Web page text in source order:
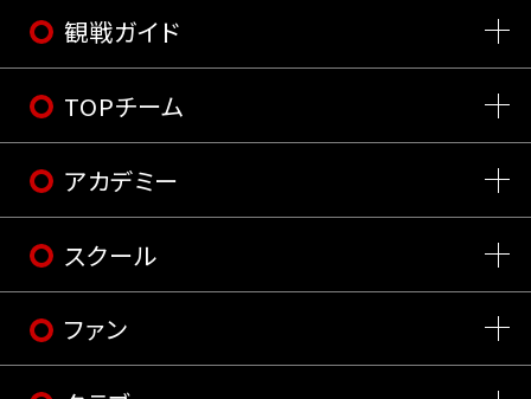
観戦ガイド
TOPチーム
アカデミー
スクール
ファン